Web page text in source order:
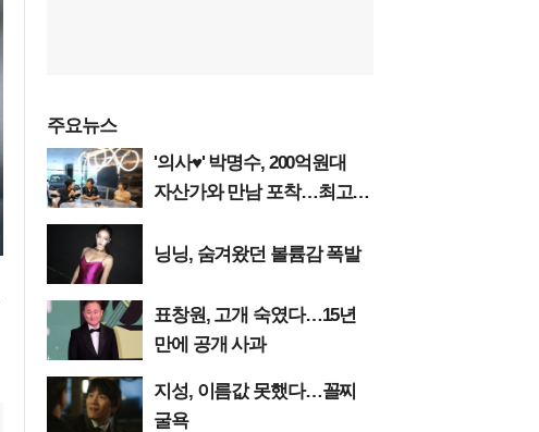
주요뉴스
'의사♥' 박명수, 200억원대
자산가와 만남 포착…최고급
닝닝, 숨겨왔던 볼륨감 폭발
표창원, 고개 숙였다…15년
만에 공개 사과
지성, 이름값 못했다…꼴찌
굴욕